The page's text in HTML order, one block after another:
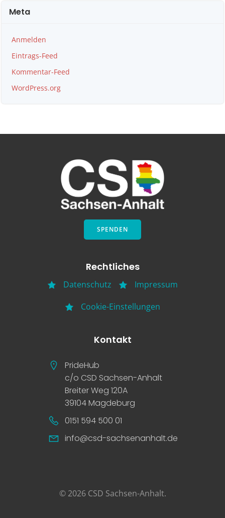
Meta
Anmelden
Eintrags-Feed
Kommentar-Feed
WordPress.org
SPENDEN
Kontakt
PrideHub
c/o CSD Sachsen-Anhalt
Breiter Weg 120A
39104 Magdeburg
0151 594 500 01
info@csd-sachsenanhalt.de
Rechtliches
Datenschutz
Impressum
Cookie-Einstellungen
© 2026 CSD Sachsen-Anhalt.